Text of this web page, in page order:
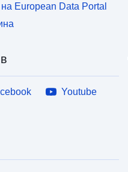
European Data Portal
Youtube